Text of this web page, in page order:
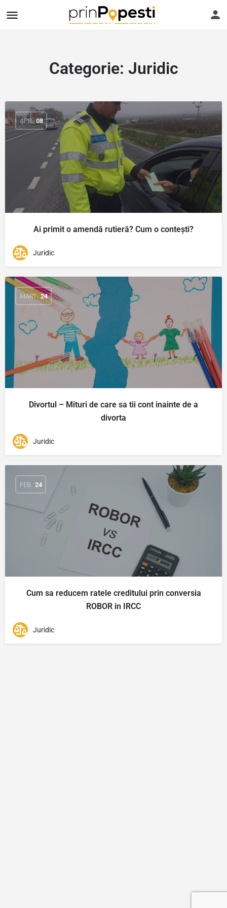
Categorie: Juridic
APR. 08
Ai primit o amendă rutieră? Cum o contești?
Juridic
MART. 24
Divortul – Mituri de care sa tii cont inainte de a
divorta
Juridic
FEB. 24
Cum sa reducem ratele creditului prin conversia
ROBOR in IRCC
Juridic